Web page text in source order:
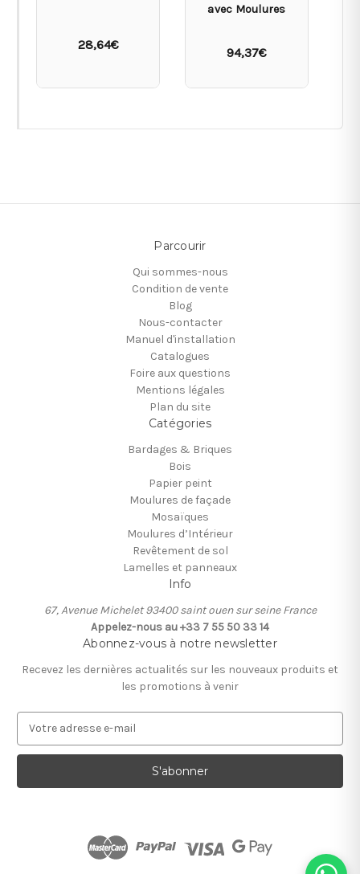
28,64€
avec Moulures
94,37€
Parcourir
Qui sommes-nous
Condition de vente
Blog
Nous-contacter
Manuel d'installation
Catalogues
Foire aux questions
Mentions légales
Plan du site
Catégories
Bardages & Briques
Bois
Papier peint
Moulures de façade
Mosaïques
Moulures d’Intérieur
Revêtement de sol
Lamelles et panneaux
Info
67, Avenue Michelet 93400 saint ouen sur seine France
Appelez-nous au +33 7 55 50 33 14
Abonnez-vous à notre newsletter
Recevez les dernières actualités sur les nouveaux produits et
les promotions à venir
r
s